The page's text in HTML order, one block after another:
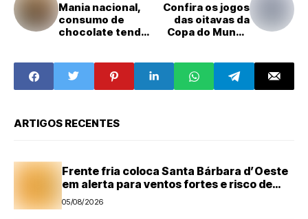
Mania nacional,
consumo de
chocolate tende
Confira os jogos
das oitavas da
Copa do Mundo
ARTIGOS RECENTES
Frente fria coloca Santa Bárbara d’Oeste
em alerta para ventos fortes e risco de
tempestades
05/08/2026